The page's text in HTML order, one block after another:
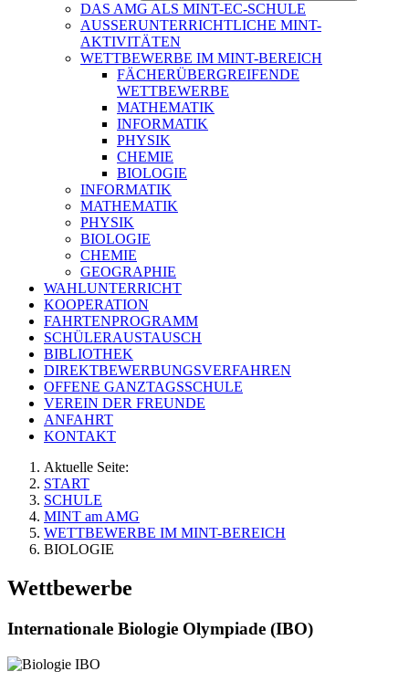
DAS AMG ALS MINT-EC-SCHULE
AUSSERUNTERRICHTLICHE MINT-
AKTIVITÄTEN
WETTBEWERBE IM MINT-BEREICH
FÄCHERÜBERGREIFENDE
WETTBEWERBE
MATHEMATIK
INFORMATIK
PHYSIK
CHEMIE
BIOLOGIE
INFORMATIK
MATHEMATIK
PHYSIK
BIOLOGIE
CHEMIE
GEOGRAPHIE
WAHLUNTERRICHT
KOOPERATION
FAHRTENPROGRAMM
SCHÜLERAUSTAUSCH
BIBLIOTHEK
DIREKTBEWERBUNGSVERFAHREN
OFFENE GANZTAGSSCHULE
VEREIN DER FREUNDE
ANFAHRT
KONTAKT
Aktuelle Seite:
START
SCHULE
MINT am AMG
WETTBEWERBE IM MINT-BEREICH
BIOLOGIE
Wettbewerbe
Internationale Biologie Olympiade (IBO)